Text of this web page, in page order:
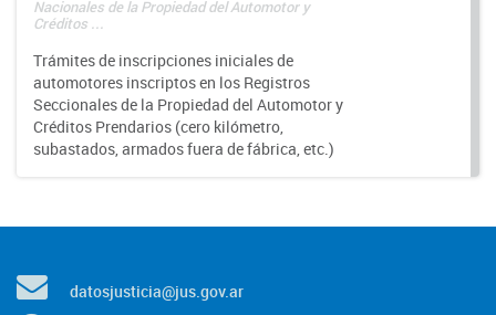
Nacionales de la Propiedad del Automotor y
Créditos ...
Trámites de inscripciones iniciales de
automotores inscriptos en los Registros
Seccionales de la Propiedad del Automotor y
Créditos Prendarios (cero kilómetro,
subastados, armados fuera de fábrica, etc.)
datosjusticia@jus.gov.ar